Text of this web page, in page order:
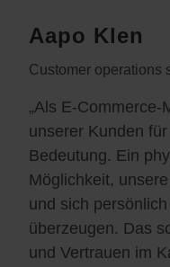
Aapo Klen
Customer operations
„Als E-Commerce-
unserer Kunden
Bedeutung. Ein
Möglichkeit,
und sich
überzeugen. Das
und Vertrauen im